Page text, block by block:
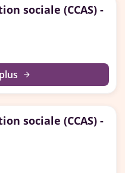
sociale (CCAS) -
arrow_forward
sociale (CCAS) -